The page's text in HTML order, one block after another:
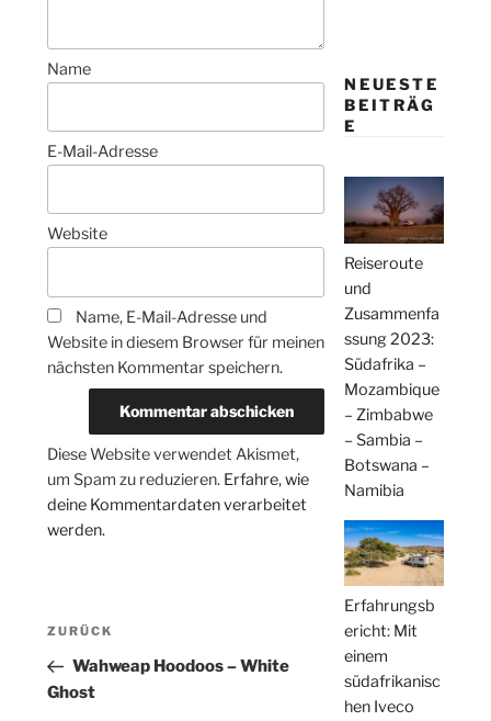
Name
E-Mail-Adresse
Website
Name, E-Mail-Adresse und
Website in diesem Browser für meinen
nächsten Kommentar speichern.
Diese Website verwendet Akismet,
um Spam zu reduzieren. Erfahre, wie
deine Kommentardaten verarbeitet
werden.
Beitragsnavigation
Vorheriger
Beitrag
ZURÜCK
Wahweap Hoodoos – White
Ghost
NEUESTE
BEITRÄG
E
Reiseroute
und
Zusammenfa
ssung 2023:
Südafrika –
Mozambique
– Zimbabwe
– Sambia –
Botswana –
Namibia
Erfahrungsb
ericht: Mit
einem
südafrikanisc
hen Iveco